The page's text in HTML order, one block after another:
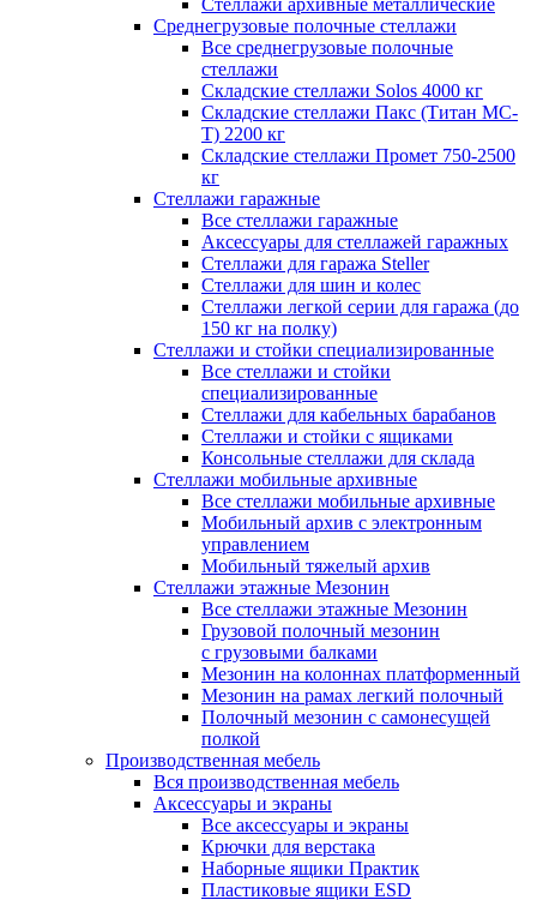
Стеллажи архивные металлические
Среднегрузовые полочные стеллажи
Все среднегрузовые полочные
стеллажи
Складские стеллажи Solos 4000 кг
Складские стеллажи Пакс (Титан МС-
Т) 2200 кг
Складские стеллажи Промет 750-2500
кг
Стеллажи гаражные
Все стеллажи гаражные
Аксессуары для стеллажей гаражных
Стеллажи для гаража Steller
Стеллажи для шин и колес
Стеллажи легкой серии для гаража (до
150 кг на полку)
Стеллажи и стойки специализированные
Все стеллажи и стойки
специализированные
Стеллажи для кабельных барабанов
Стеллажи и стойки с ящиками
Консольные стеллажи для склада
Стеллажи мобильные архивные
Все стеллажи мобильные архивные
Мобильный архив с электронным
управлением
Мобильный тяжелый архив
Стеллажи этажные Мезонин
Все стеллажи этажные Мезонин
Грузовой полочный мезонин
с грузовыми балками
Мезонин на колоннах платформенный
Мезонин на рамах легкий полочный
Полочный мезонин с самонесущей
полкой
Производственная мебель
Вся производственная мебель
Аксессуары и экраны
Все аксессуары и экраны
Крючки для верстака
Наборные ящики Практик
Пластиковые ящики ESD